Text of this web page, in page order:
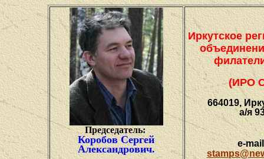
Председатель:
Коробов Сергей
Александрович.
Иркутское
(ИРО
664019,
а/я
e-